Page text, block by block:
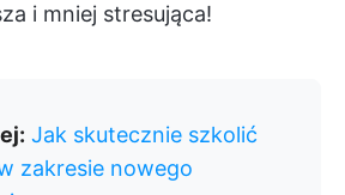
i mniej stresująca!
Jak skutecznie szkolić
zakresie nowego